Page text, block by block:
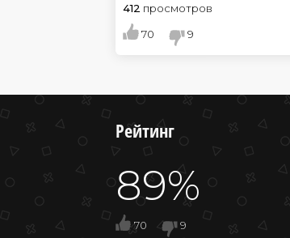
412 просмотров
70 9
Рейтинг
89%
70 9